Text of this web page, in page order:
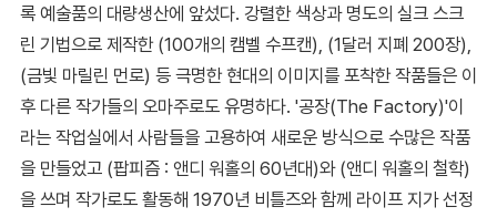
록 예술품의 대량생산에 앞섰다. 강렬한 색상과 명도의 실크 스크
린 기법으로 제작한 (100개의 캠벨 수프캔), (1달러 지폐 200장),
(금빛 마릴린 먼로) 등 극명한 현대의 이미지를 포착한 작품들은 이
후 다른 작가들의 오마주로도 유명하다. '공장(The Factory)'이
라는 작업실에서 사람들을 고용하여 새로운 방식으로 수많은 작품
을 만들었고 (팝피즘 : 앤디 워홀의 60년대)와 (앤디 워홀의 철학)
을 쓰며 작가로도 활동해 1970년 비틀즈와 함께 라이프 지가 선정